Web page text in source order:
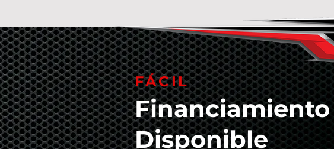
FÁCIL
Financiamiento
Disponible